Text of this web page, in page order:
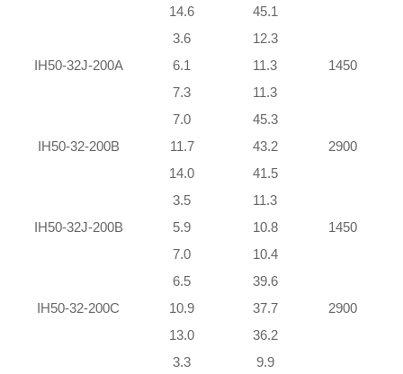
14.6
45.1
IH50-32J-200A
3.6
6.1
7.3
12.3
11.3
11.3
1450
IH50-32-200B
7.0
11.7
14.0
45.3
43.2
41.5
2900
IH50-32J-200B
3.5
5.9
7.0
11.3
10.8
10.4
1450
IH50-32-200C
6.5
10.9
13.0
39.6
37.7
36.2
2900
3.3
9.9